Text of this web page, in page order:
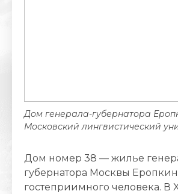
Дом генерала-губернатора
Московский лингвистический
Дом номер 38 — жилье
губернатора Москвы
гостеприимного человека. В